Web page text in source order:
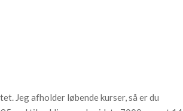
Jeg afholder løbende kurser, så er du